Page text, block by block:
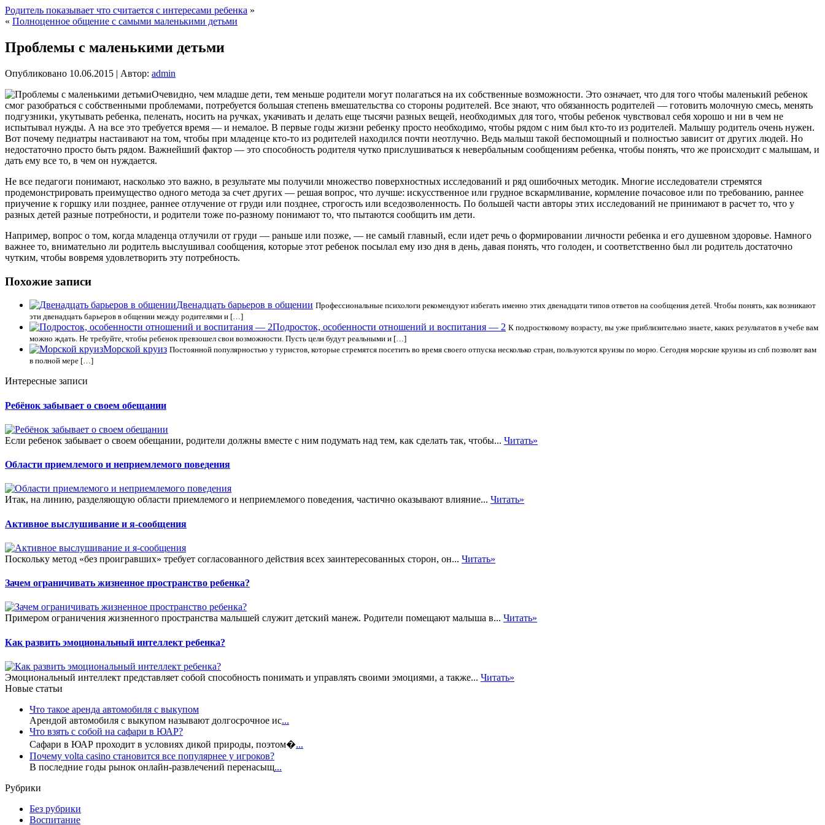
Родитель показывает что считается с интересами ребенка »
« Полноценное общение с самыми маленькими детьми
Проблемы с маленькими детьми
Опубликовано 10.06.2015 | Автор: admin
Очевидно, чем младше дети, тем меньше родители могут полагаться на их собственные возможности. Это означает, что для того чтобы маленький ребенок
смог разобраться с собственными проблемами, потребуется большая степень вмешательства со стороны родителей. Все знают, что обязанность родителей — готовить молочную смесь, менять
подгузники, укутывать ребенка, пеленать, носить на ручках, укачивать и делать еще тысячи разных вещей, необходимых для того, чтобы ребенок чувствовал себя хорошо и ни в чем не
испытывал нужды. А на все это требуется время — и немалое. В первые годы жизни ребенку просто необходимо, чтобы рядом с ним был кто-то из родителей. Малышу родитель очень нужен.
Вот почему педиатры настаивают на том, чтобы при младенце кто-то из родителей находился почти неотлучно. Ведь малыш такой беспомощный и полностью зависит от других людей. Но
недостаточно просто быть рядом. Важнейший фактор — это способность родителя чутко прислушиваться к невербальным сообщениям ребенка, чтобы понять, что же происходит с малышам, и
дать ему все то, в чем он нуждается.
Не все педагоги понимают, насколько это важно, в результате мы получили множество поверхностных исследований и ряд ошибочных методик. Многие исследователи стремятся
продемонстрировать преимущество одного метода за счет других — решая вопрос, что лучше: искусственное или грудное вскармливание, кормление почасовое или по требованию, раннее
приучение к горшку или позднее, раннее отлучение от груди или позднее, строгость или вседозволенность. По большей части авторы этих исследований не принимают в расчет то, что у
разных детей разные потребности, и родители тоже по-разному понимают то, что пытаются сообщить им дети.
Например, вопрос о том, когда младенца отлучили от груди — раньше или позже, — не самый главный, если идет речь о формировании личности ребенка и его душевном здоровье. Намного
важнее то, внимательно ли родитель выслушивал сообщения, которые этот ребенок посылал ему изо дня в день, давая понять, что голоден, и соответственно был ли родитель достаточно
чутким, чтобы вовремя удовлетворить эту потребность.
Похожие записи
Двенадцать барьеров в общении Профессиональные психологи рекомендуют избегать именно этих двенадцати типов ответов на сообщения детей. Чтобы понять, как возникают
эти двенадцать барьеров в общении между родителями и […]
Подросток, особенности отношений и воспитания — 2 К подростковому возрасту, вы уже приблизительно знаете, каких результатов в учебе вам
можно ждать. Не требуйте, чтобы ребенок превзошел свои возможности. Пусть цели будут реальными и […]
Морской круиз Постоянной популярностью у туристов, которые стремятся посетить во время своего отпуска несколько стран, пользуются круизы по морю. Сегодня морские круизы из спб позволят вам
в полной мере […]
Интересные записи
Ребёнок забывает о своем обещании
Если ребенок забывает о своем обещании, родители должны вместе с ним подумать над тем, как сделать так, чтобы... Читать»
Области приемлемого и неприемлемого поведения
Итак, на линию, разделяющую области приемлемого и неприемлемого поведения, частично оказывают влияние... Читать»
Активное выслушивание и я-сообщения
Поскольку метод «без проигравших» требует согласованного действия всех заинтересованных сторон, он... Читать»
Зачем ограничивать жизненное пространство ребенка?
Примером ограничения жизненного пространства малышей служит детский манеж. Родители помещают малыша в... Читать»
Как развить эмоциональный интеллект ребенка?
Эмоциональный интеллект представляет собой способность понимать и управлять своими эмоциями, а также... Читать»
Новые статьи
Что такое аренда автомобиля с выкупом
Арендой автомобиля с выкупом называют долгосрочное ис...
Что взять с собой на сафари в ЮАР?
Сафари в ЮАР проходит в условиях дикой природы, поэтом�...
Почему volta casino становится все популярнее у игроков?
В последние годы рынок онлайн-развлечений перенасыщ...
Рубрики
Без рубрики
Воспитание